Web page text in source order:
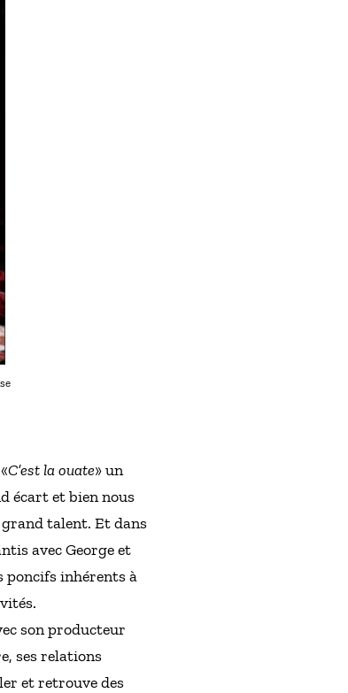
C’est la ouate» un
écart et bien nous
grand talent. Et dans
avec George et
poncifs inhérents à
son producteur
ses relations
et retrouve des